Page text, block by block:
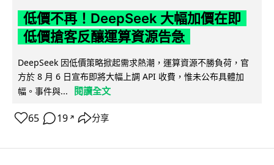
低價不再！DeepSeek 大幅加價在即
低價搶客反釀運算資源告急
DeepSeek 因低價策略掀起需求熱潮，運算資源不勝負荷，官
方於 8 月 6 日宣布即將大幅上調 API 收費，惟未公布具體加
幅。事件與...
閱讀全文
65 19 ↗ 分享